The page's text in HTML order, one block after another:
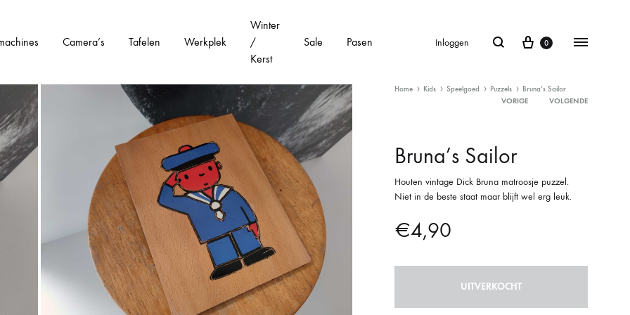
Camera’s Tafelen Werkplek
Winter
/
Kerst
Sale Pasen Inloggen 0
Home Kids Speelgoed Puzzels Bruna’s Sailor
navigation
VORIGE VOLGENDE
Bruna’s Sailor
Houten vintage Dick Bruna matroosje puzzel.
Niet in de beste staat maar blijft wel erg leuk.
€4,90
UITVERKOCHT